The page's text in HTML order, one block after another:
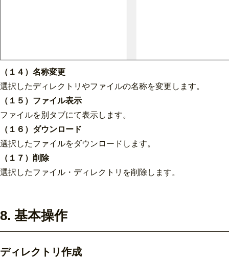
（１４）名称変更
選択したディレクトリやファイルの名称を変更します。
（１５）ファイル表示
ファイルを別タブにて表示します。
（１６）ダウンロード
選択したファイルをダウンロードします。
（１７）削除
選択したファイル・ディレクトリを削除します。
8. 基本操作
ディレクトリ作成